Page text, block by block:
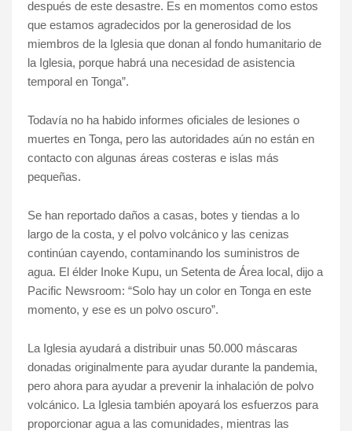
después de este desastre. Es en momentos como estos
que estamos agradecidos por la generosidad de los
miembros de la Iglesia que donan al fondo humanitario de
la Iglesia, porque habrá una necesidad de asistencia
temporal en Tonga”.
Todavía no ha habido informes oficiales de lesiones o
muertes en Tonga, pero las autoridades aún no están en
contacto con algunas áreas costeras e islas más
pequeñas.
Se han reportado daños a casas, botes y tiendas a lo
largo de la costa, y el polvo volcánico y las cenizas
continúan cayendo, contaminando los suministros de
agua. El élder Inoke Kupu, un Setenta de Área local, dijo a
Pacific Newsroom: “Solo hay un color en Tonga en este
momento, y ese es un polvo oscuro”.
La Iglesia ayudará a distribuir unas 50.000 máscaras
donadas originalmente para ayudar durante la pandemia,
pero ahora para ayudar a prevenir la inhalación de polvo
volcánico. La Iglesia también apoyará los esfuerzos para
proporcionar agua a las comunidades, mientras las